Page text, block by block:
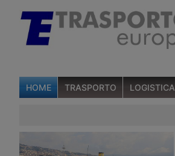
HOME TRASPORTO LOGISTICA